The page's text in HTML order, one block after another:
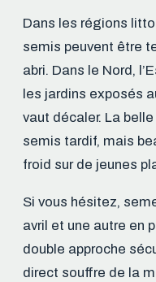
Dans les régions
semis peuvent être
abri. Dans le Nord,
les jardins exposés
vaut décaler. La
semis tardif, mais
froid sur de jeunes
Si vous hésitez,
avril et une autre en
double approche
direct souffre de la